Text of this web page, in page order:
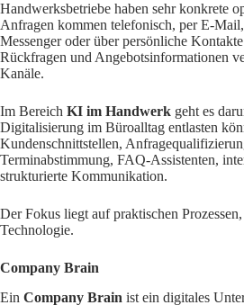
Handwerksbetriebe haben sehr konkrete
Anfragen kommen telefonisch, per E-
Messenger oder über persönliche
Rückfragen und Angebotsinformationen
Kanäle.
Im Bereich KI im Handwerk geht es
Digitalisierung im Büroalltag entlasten
Kundenschnittstellen,
Terminabstimmung, FAQ-Assistenten,
strukturierte Kommunikation.
Der Fokus liegt auf praktischen
Technologie.
Company Brain
Ein Company Brain ist ein digitales